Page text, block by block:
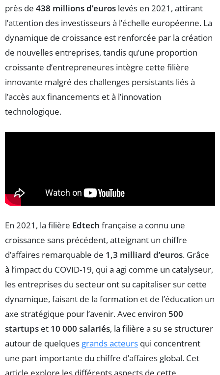
près de 438 millions d’euros levés en 2021, attirant
l’attention des investisseurs à l’échelle européenne. La
dynamique de croissance est renforcée par la création
de nouvelles entreprises, tandis qu’une proportion
croissante d’entrepreneures intègre cette filière
innovante malgré des challenges persistants liés à
l’accès aux financements et à l’innovation
technologique.
En 2021, la filière Edtech française a connu une
croissance sans précédent, atteignant un chiffre
d’affaires remarquable de 1,3 milliard d’euros. Grâce
à l’impact du COVID-19, qui a agi comme un catalyseur,
les entreprises du secteur ont su capitaliser sur cette
dynamique, faisant de la formation et de l’éducation un
axe stratégique pour l’avenir. Avec environ 500
startups et 10 000 salariés, la filière a su se structurer
autour de quelques grands acteurs qui concentrent
une part importante du chiffre d’affaires global. Cet
article explore les différents aspects de cette